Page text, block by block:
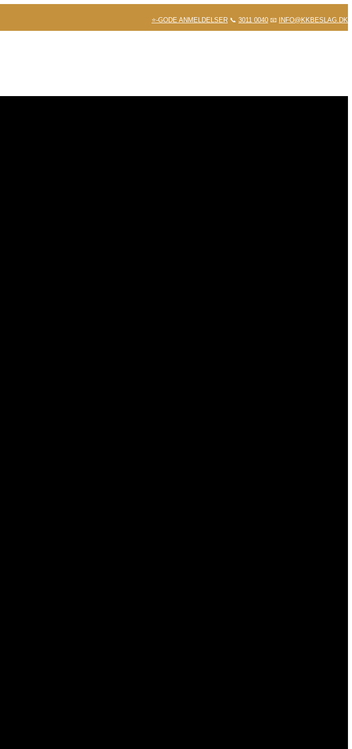
⭐-GODE ANMELDELSER 📞 3011 0040 📧 INFO@KKBESLAG.DK